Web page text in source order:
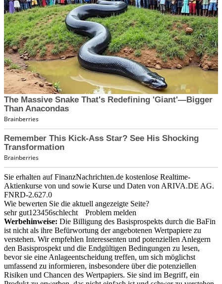
Sie erhalten auf FinanzNachrichten.de kostenlose Realtime-
Aktienkurse von und sowie Kurse und Daten vonARIVA.DE AG.
FNRD-2.627.0
Wie bewerten Sie die aktuell angezeigte Seite?
sehr gut123456schlecht
Problem melden
Werbehinweise: Die Billigung des Basisprospekts durch die BaFin
ist nicht als ihre Befürwortung der angebotenen Wertpapiere zu
verstehen. Wir empfehlen Interessenten und potenziellen Anlegern
den Basisprospekt und die Endgültigen Bedingungen zu lesen,
bevor sie eine Anlageentscheidung treffen, um sich möglichst
umfassend zu informieren, insbesondere über die potenziellen
Risiken und Chancen des Wertpapiers. Sie sind im Begriff, ein